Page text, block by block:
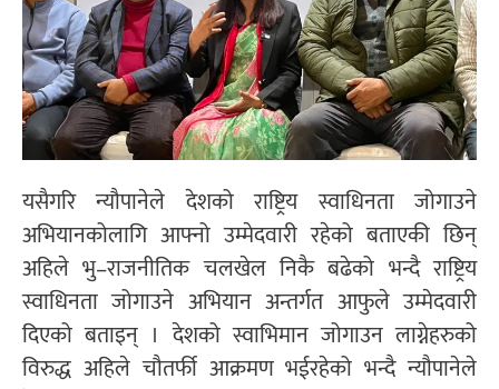
यसैगरि न्यौपानेले देशको राष्ट्रिय स्वाधिनता जोगाउने
अभियानकोलागि आफ्नो उम्मेदवारी रहेको बताएकी छिन्
अहिले भु–राजनीतिक चलखेल निकै बढेको भन्दै राष्ट्रिय
स्वाधिनता जोगाउने अभियान अन्तर्गत आफुले उम्मेदवारी
दिएको बताइन् । देशको स्वाभिमान जोगाउन लाग्नेहरुको
विरुद्ध अहिले चौतर्फी आक्रमण भईरहेको भन्दै न्यौपानेले